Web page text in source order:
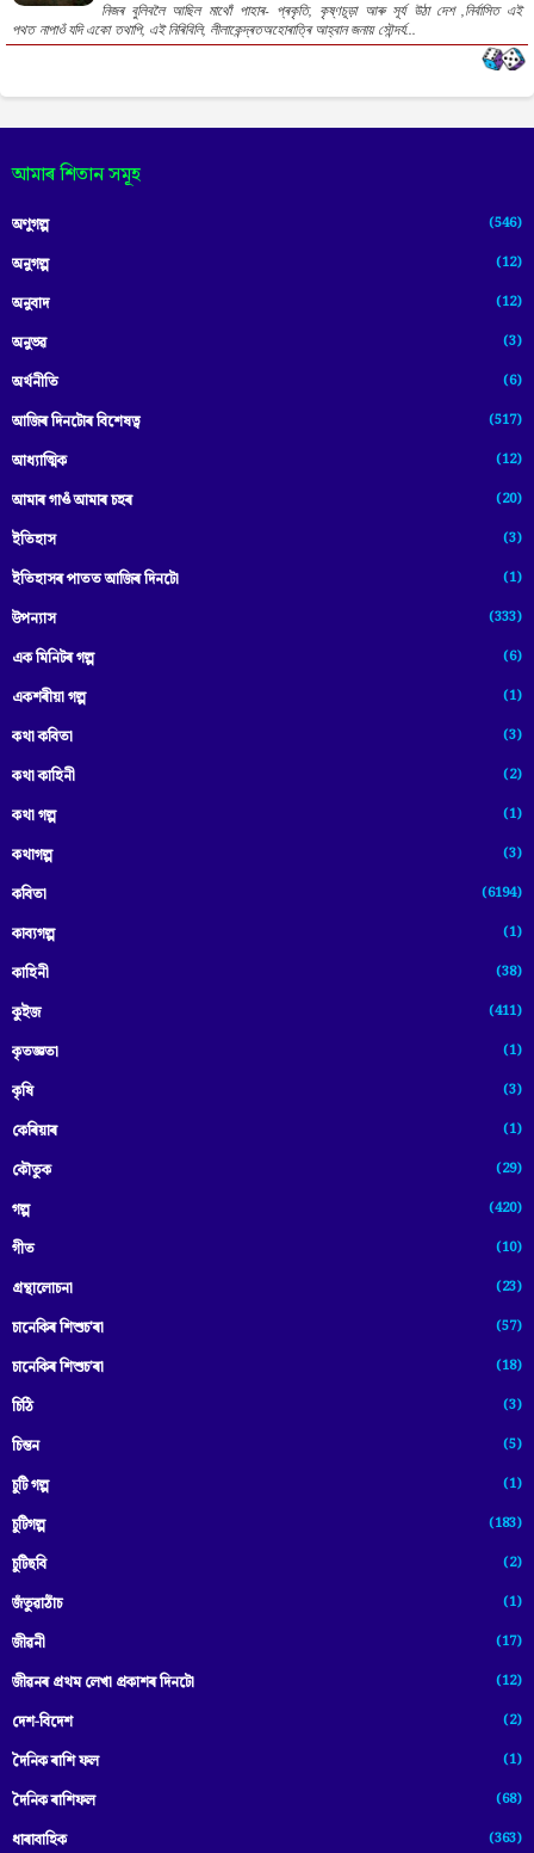
নিজৰ বুলিবলৈ আছিল মাথোঁ পাহাৰ- প্ৰকৃতি, কৃষ্ণচূড়া আৰু সূৰ্য উঠা দেশ ,নিৰ্বাসিত এই
পথত নাপাওঁ যদি একো তথাপি, এই নিৰিবিলি, লীলাকেন্দ্ৰতঅহোৰাত্ৰি আহ্বান জনায় সৌন্দৰ্য...
আমাৰ শিতান সমূহ
অণুগল্প (546)
অনুগল্প (12)
অনুবাদ (12)
অনুভৱ (3)
অৰ্থনীতি (6)
আজিৰ দিনটোৰ বিশেষত্ব (517)
আধ্যাত্মিক (12)
আমাৰ গাওঁ আমাৰ চহৰ (20)
ইতিহাস (3)
ইতিহাসৰ পাতত আজিৰ দিনটো (1)
উপন্যাস (333)
এক মিনিটৰ গল্প (6)
একশৰীয়া গল্প (1)
কথা কবিতা (3)
কথা কাহিনী (2)
কথা গল্প (1)
কথাগল্প (3)
কবিতা (6194)
কাব্যগল্প (1)
কাহিনী (38)
কুইজ (411)
কৃতজ্ঞতা (1)
কৃষি (3)
কেৰিয়াৰ (1)
কৌতুক (29)
গল্প (420)
গীত (10)
গ্ৰন্থালোচনা (23)
চানেকিৰ শিশুচ'ৰা (57)
চানেকিৰ শিশুচ’ৰা (18)
চিঠি (3)
চিন্তন (5)
চুটি গল্প (1)
চুটিগল্প (183)
চুটিছবি (2)
জঁতুৱাঠাঁচ (1)
জীৱনী (17)
জীৱনৰ প্ৰথম লেখা প্ৰকাশৰ দিনটো (12)
দেশ-বিদেশ (2)
দৈনিক ৰাশি ফল (1)
দৈনিক ৰাশিফল (68)
ধাৰাবাহিক (363)